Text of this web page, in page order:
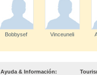
Bobbysef Vinceuneli
Ayuda & Información: